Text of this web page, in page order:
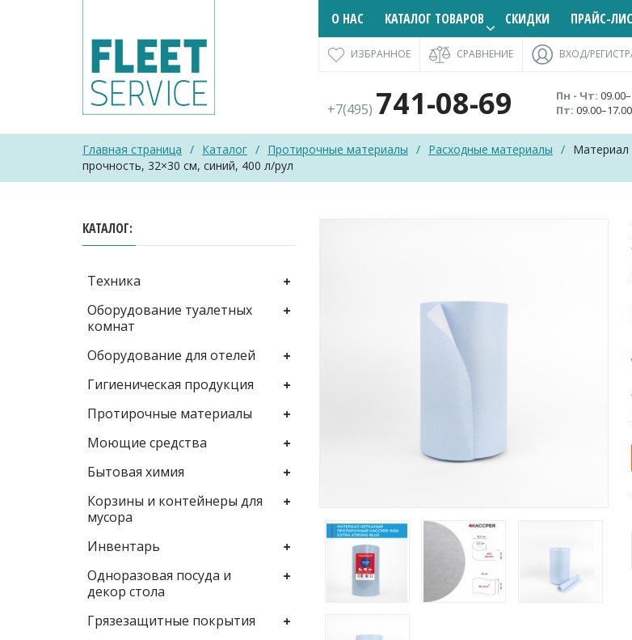
О НАС КАТАЛОГ ТОВАРОВ СКИДКИ ПРАЙС-
ИЗБРАННОЕ СРАВНЕНИЕ ВХОД/
+7(495) 741-08-69 Пн - Чт:
Пт: 09.00–17.00
Главная страница / Каталог / Протирочные материалы / Расходные материалы / Материал
прочность, 32×30 см, синий, 400 л/рул
КАТАЛОГ
Техника
Оборудование туалетных
комнат
Оборудование для отелей
Гигиеническая продукция
Протирочные материалы
Моющие средства
Бытовая химия
Корзины и контейнеры для
мусора
Инвентарь
Одноразовая посуда и
декор стола
Грязезащитные покрытия